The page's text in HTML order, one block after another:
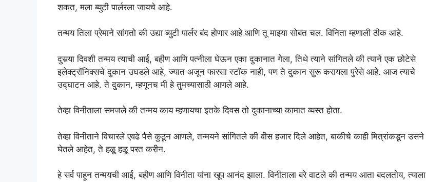
शकत, मला ब्युटी पार्लरला जायचे आहे.
तन्मय तिला प्रेमाने सांगतो की उद्या ब्युटी पार्लर बंद होणार आहे आणि तू माझ्या सोबत चल. विनिता म्हणाली ठीक आहे.
दुसर्‍या दिवशी तन्मय त्याची आई, बहीण आणि पत्नीला घेऊन एका दुकानात गेला, तिथे त्याने सांगितले की त्याने एक छोटेसे
इलेक्ट्रॉनिक्सचे दुकान उघडले आहे, ज्यात अजून फारसा स्टॉक नाही, पण ते दुकान सुरू करायला पुरेसे आहे. आज त्याचे
उद्घाटन आहे. ते दुकान, म्हणूनच मी हे तुमच्यासाठी आणले आहे.
तेव्हा विनीताला समजले की तन्मय काय म्हणायचा इतके दिवस तो दुकानाच्या कामात व्यस्त होता.
तेव्हा विनीताने विचारले एवढे पैसे कुठून आणले, तन्मयने सांगितले की वीस हजार दिले आहेत, बाकीचे काही मित्रांकडून उसने
घेतले आहेत, ते हळू हळू परत करीन.
हे सर्व पाहून तन्मयची आई, बहीण आणि विनीता यांना खूप आनंद झाला. विनीताला बरे वाटले की तन्मय आता बदलतोय, त्याला